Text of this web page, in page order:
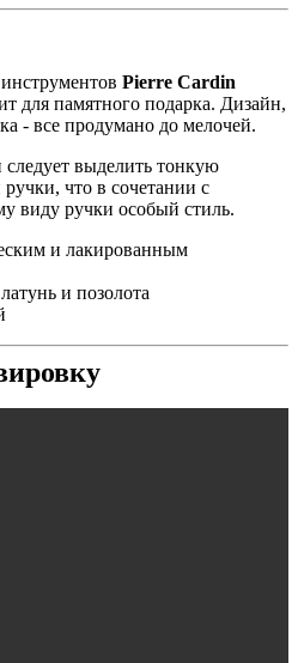
Pierre Cardin
для памятного подарка. Дизайн,
- все продумано до мелочей.
выделить тонкую
что в сочетании с
виду ручки особый стиль.
и лакированным
и позолота